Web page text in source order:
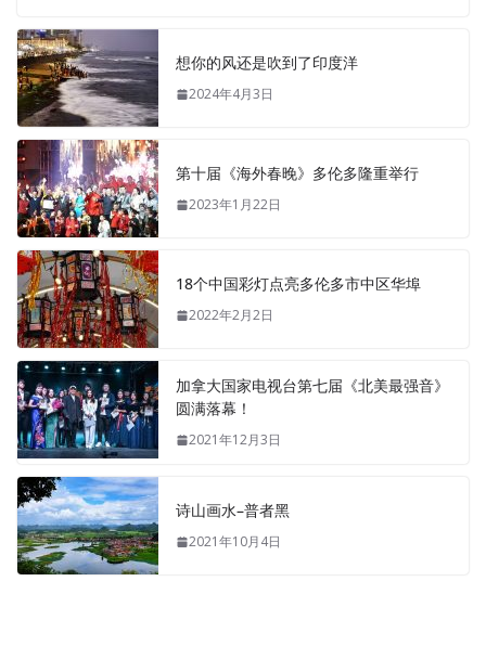
想你的风还是吹到了印度洋
2024年4月3日
第十届《海外春晚》多伦多隆重举行
2023年1月22日
18个中国彩灯点亮多伦多市中区华埠
2022年2月2日
加拿大国家电视台第七届《北美最强音》
圆满落幕！
2021年12月3日
诗山画水–普者黑
2021年10月4日